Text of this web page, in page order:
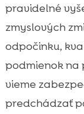
pravidelné
zmyslových
odpočinku,
podmienok na
vieme
predchádzať